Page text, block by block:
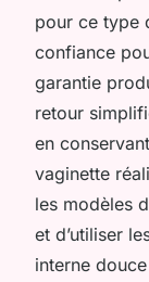
pour ce type
confiance
garantie
retour
en
vaginette
les modèles
et d’utiliser
interne